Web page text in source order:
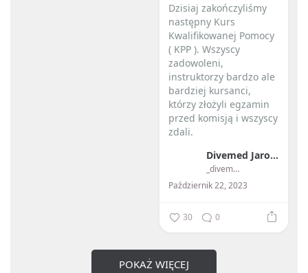
Dzisiaj zakończyliśmy
następny Kurs
Kwalifikowanej Pomocy
( KPP ). Wszyscy
zadowoleni,
instruktorzy bardzo ale
bardziej kursanci,
którzy złożyli egzamin
przed komisją i wszyscy
zdali.
Divemed Jarosław Przybylski
_divemed_
Październik 22, 2023
30 0
POKAŻ WIĘCEJ